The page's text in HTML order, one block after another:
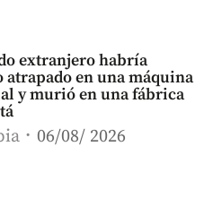
extranjero habría
atrapado en una máquina
y murió en una fábrica
06/08/ 2026